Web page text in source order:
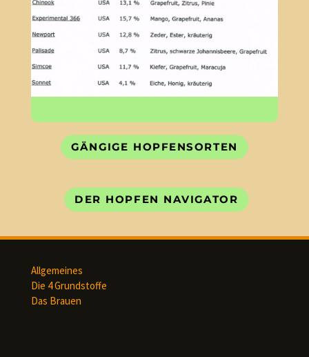
GÄNGIGE HOPFENSORTEN
DER HOPFEN NAVIGATOR
Allgemeines
Die 4 Grundstoffe
Das Brauen